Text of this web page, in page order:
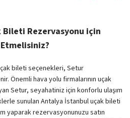
Rezervasyonu için
bileti seçenekleri, Setur
Önemli hava yolu firmalarının uçak
Setur, seyahatiniz için konforlu ulaşım
sunulan Antalya İstanbul uçak bileti
yaparak rezervasyonunuzu satın